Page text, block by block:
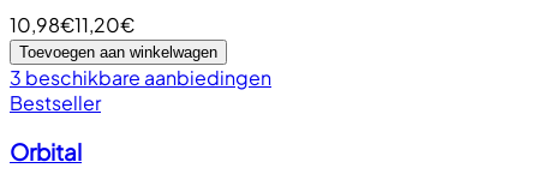
10,98€11,20€
Toevoegen aan winkelwagen
3 beschikbare aanbiedingen
Bestseller
Orbital